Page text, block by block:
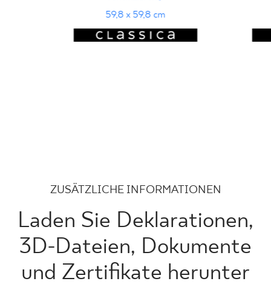
59,8 x 59,8 cm
ZUSÄTZLICHE INFORMATIONEN
Laden Sie Deklarationen,
3D-Dateien, Dokumente
und Zertifikate herunter